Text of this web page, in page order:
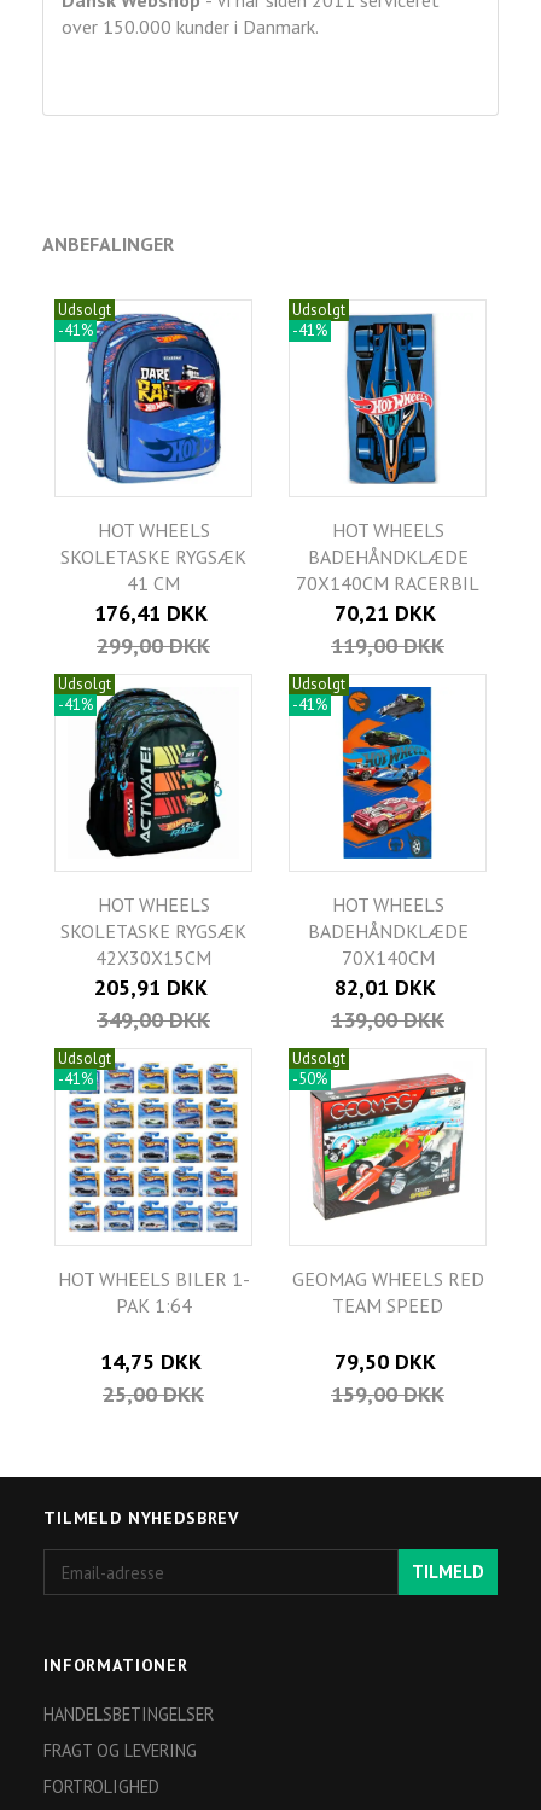
over 150.000 kunder i Danmark.
ANBEFALINGER
Udsolgt
-41%
HOT WHEELS
SKOLETASKE RYGSÆK
41 CM
176,41 DKK
299,00 DKK
Udsolgt
-41%
HOT WHEELS
BADEHÅNDKLÆDE
70X140CM RACERBIL
70,21 DKK
119,00 DKK
Udsolgt
-41%
HOT WHEELS
SKOLETASKE RYGSÆK
42X30X15CM
205,91 DKK
349,00 DKK
Udsolgt
-41%
HOT WHEELS
BADEHÅNDKLÆDE
70X140CM
82,01 DKK
139,00 DKK
Udsolgt
-41%
HOT WHEELS BILER 1-
PAK 1:64
14,75 DKK
25,00 DKK
Udsolgt
-50%
GEOMAG WHEELS RED
TEAM SPEED
79,50 DKK
159,00 DKK
TILMELD NYHEDSBREV
adresse
TILMELD
INFORMATIONER
HANDELSBETINGELSER
FRAGT OG LEVERING
FORTROLIGHED